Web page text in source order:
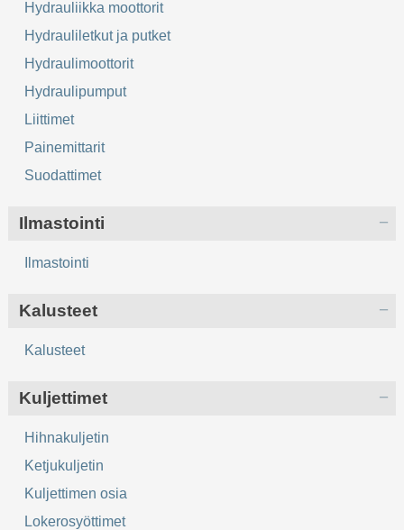
Hydrauliikka moottorit
Hydrauliletkut ja putket
Hydraulimoottorit
Hydraulipumput
Liittimet
Painemittarit
Suodattimet
Ilmastointi
Ilmastointi
Kalusteet
Kalusteet
Kuljettimet
Hihnakuljetin
Ketjukuljetin
Kuljettimen osia
Lokerosyöttimet